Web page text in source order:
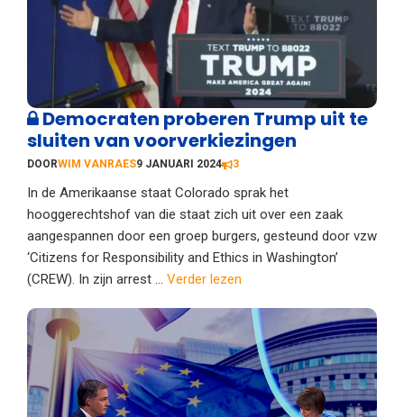
Democraten proberen Trump uit te
sluiten van voorverkiezingen
DOORWIM VANRAES9 JANUARI 2024 3
In de Amerikaanse staat Colorado sprak het
hooggerechtshof van die staat zich uit over een zaak
aangespannen door een groep burgers, gesteund door vzw
‘Citizens for Responsibility and Ethics in Washington’
(CREW). In zijn arrest ... Verder lezen